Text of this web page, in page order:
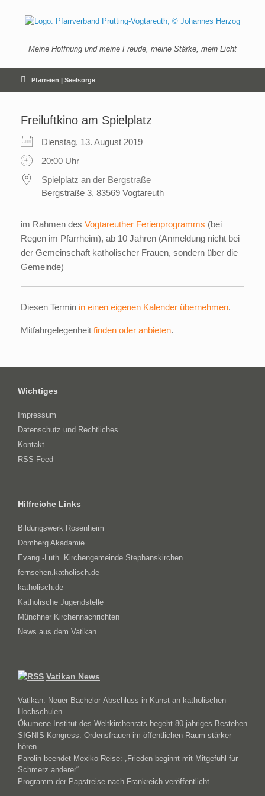
springen
Meine Hoffnung und meine Freude, meine Stärke, mein Licht
Pfarreien | Seelsorge
Freiluftkino am Spielplatz
Dienstag, 13. August 2019
20:00 Uhr
Spielplatz an der Bergstraße
Bergstraße 3, 83569 Vogtareuth
im Rahmen des Vogtareuther Ferienprogramms (bei
Regen im Pfarrheim), ab 10 Jahren (Anmeldung nicht bei
der Gemeinschaft katholischer Frauen, sondern über die
Gemeinde)
Diesen Termin in einen eigenen Kalender übernehmen.
Mitfahrgelegenheit finden oder anbieten.
Wichtiges
Impressum
Datenschutz und Rechtliches
Kontakt
RSS-Feed
Hilfreiche Links
Bildungswerk Rosenheim
Domberg Akadamie
Evang.-Luth. Kirchengemeinde Stephanskirchen
fernsehen.katholisch.de
katholisch.de
Katholische Jugendstelle
Münchner Kirchennachrichten
News aus dem Vatikan
Vatikan News
Vatikan: Neuer Bachelor-Abschluss in Kunst an katholischen
Hochschulen
Ökumene-Institut des Weltkirchenrats begeht 80-jähriges Bestehen
SIGNIS-Kongress: Ordensfrauen im öffentlichen Raum stärker
hören
Parolin beendet Mexiko-Reise: „Frieden beginnt mit Mitgefühl für
Schmerz anderer“
Programm der Papstreise nach Frankreich veröffentlicht